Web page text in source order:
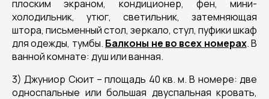
плоским экраном, кондиционер, фен, мини-
холодильник, утюг, светильник, затемняющая
штора, письменный стол, зеркало, стул, пуфики шкаф
для одежды, тумбы. Балконы не во всех номерах. В
ванной комнате: душ или ванная.
3) Джуниор Сюит – площадь 40 кв. м. В номере: две
односпальные или большая двуспальная кровать,